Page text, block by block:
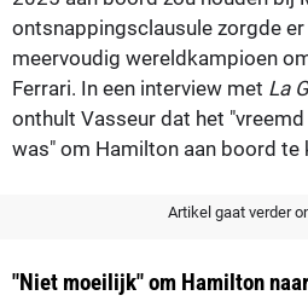
ontsnappingsclausule zorgde
meervoudig wereldkampioen
Ferrari. In een interview met La
onthult Vasseur dat het
was" om Hamilton aan boord te
Artikel gaat verder
"Niet moeilijk" om Hamilton